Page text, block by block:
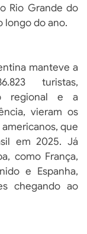
Rio Grande do
longo do ano.
manteve a
turistas,
regional e a
vieram os
que
em 2025. Já
como França,
e Espanha,
chegando ao